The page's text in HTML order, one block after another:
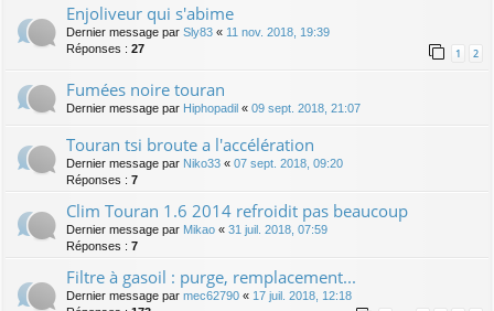
Enjoliveur qui s'abime
Dernier message par Sly83 « 11 nov. 2018, 19:39
Réponses : 27 1 2
Fumées noire touran
Dernier message par Hiphopadil « 09 sept. 2018, 21:07
Touran tsi broute a l'accélération
Dernier message par Niko33 « 07 sept. 2018, 09:20
Réponses : 7
Clim Touran 1.6 2014 refroidit pas beaucoup
Dernier message par Mikao « 31 juil. 2018, 07:59
Réponses : 7
Filtre à gasoil : purge, remplacement...
Dernier message par mec62790 « 17 juil. 2018, 12:18